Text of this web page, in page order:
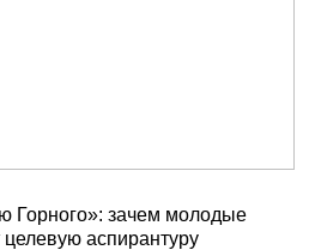
Горного»: зачем молодые
аспирантуру